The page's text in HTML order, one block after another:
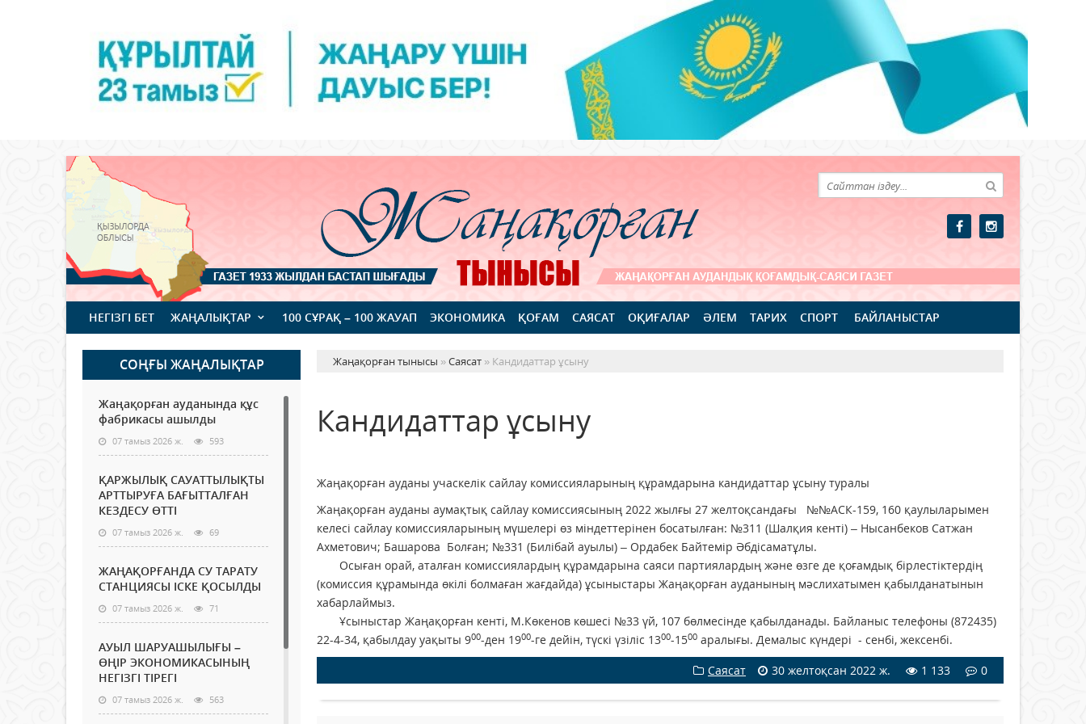
НЕГІЗГІ БЕТ ЖАҢАЛЫҚТАР 100 СҰРАҚ – 100 ЖАУАП ЭКОНОМИКА ҚОҒАМ САЯСАТ ОҚИҒАЛАР ӘЛЕМ ТАРИХ СПОРТ БАЙЛАНЫСТАР
СОҢҒЫ ЖАҢАЛЫҚТАР
Жаңақорған ауданында құс
фабрикасы ашылды
07 тамыз 2026 ж. 593
ҚАРЖЫЛЫҚ САУАТТЫЛЫҚТЫ
АРТТЫРУҒА БАҒЫТТАЛҒАН
КЕЗДЕСУ ӨТТІ
07 тамыз 2026 ж. 69
ЖАҢАҚОРҒАНДА СУ ТАРАТУ
СТАНЦИЯСЫ ІСКЕ ҚОСЫЛДЫ
07 тамыз 2026 ж. 71
АУЫЛ ШАРУАШЫЛЫҒЫ –
ӨҢІР ЭКОНОМИКАСЫНЫҢ
НЕГІЗГІ ТІРЕГІ
07 тамыз 2026 ж. 563
Жаңақорған тынысы »Саясат » Кандидаттар ұсыну
Кандидаттар ұсыну
Жаңақорған ауданы учаскелік сайлау комиссияларының құрамдарына кандидаттар ұсыну туралы
Жаңақорған ауданы аумақтық сайлау комиссиясының 2022 жылғы 27 желтоқсандағы №№АСК-159, 160 қаулыларымен
келесі сайлау комиссияларының мүшелері өз міндеттерінен босатылған: №311 (Шалқия кенті) – Нысанбеков Сатжан
Ахметович; Башарова Болған; №331 (Билібай ауылы) – Ордабек Байтемір Әбдісаматұлы.
Осыған орай, аталған комиссиялардың құрамдарына саяси партиялардың және өзге де қоғамдық бірлестіктердің
(комиссия құрамында өкілі болмаған жағдайда) ұсыныстары Жаңақорған ауданының мәслихатымен қабылданатынын
хабарлаймыз.
Ұсыныстар Жаңақорған кенті, М.Көкенов көшесі №33 үй, 107 бөлмесінде қабылданады. Байланыс телефоны (872435)
22-4-34, қабылдау уақыты 900-ден 1900-ге дейін, түскі үзіліс 1300-1500 аралығы. Демалыс күндері - сенбі, жексенбі.
Саясат
30 желтоқсан 2022 ж. 1 133 0